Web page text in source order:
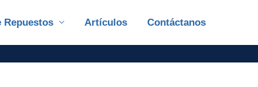
Repuestos Artículos Contáctanos